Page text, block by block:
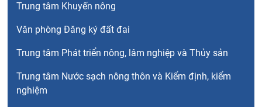
Trung tâm Khuyến nông
Văn phòng Đăng ký đất đai
Trung tâm Phát triển nông, lâm nghiệp và Thủy sản
Trung tâm Nước sạch nông thôn và Kiểm định, kiểm
nghiệm